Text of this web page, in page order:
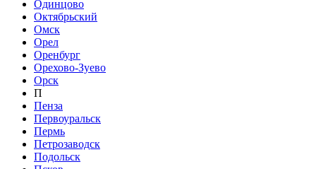
Одинцово
Октябрьский
Омск
Орел
Оренбург
Орехово-Зуево
Орск
П
Пенза
Первоуральск
Пермь
Петрозаводск
Подольск